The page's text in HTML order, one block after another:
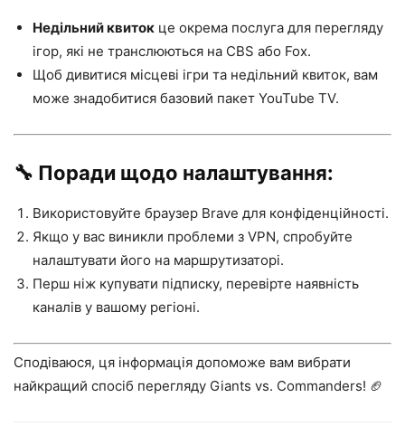
Недільний квиток це окрема послуга для перегляду
ігор, які не транслюються на CBS або Fox.
Щоб дивитися місцеві ігри та недільний квиток, вам
може знадобитися базовий пакет YouTube TV.
🔧 Поради щодо налаштування:
Використовуйте браузер Brave для конфіденційності.
Якщо у вас виникли проблеми з VPN, спробуйте
налаштувати його на маршрутизаторі.
Перш ніж купувати підписку, перевірте наявність
каналів у вашому регіоні.
Сподіваюся, ця інформація допоможе вам вибрати
найкращий спосіб перегляду Giants vs. Commanders! 🏈